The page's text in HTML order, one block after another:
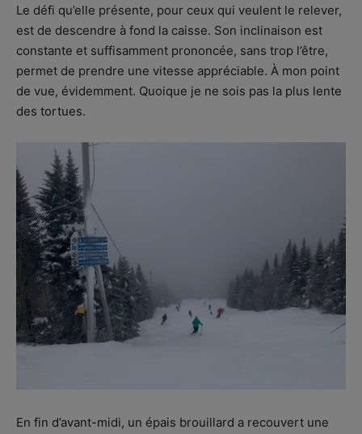
Le défi qu’elle présente, pour ceux qui veulent le relever,
est de descendre à fond la caisse. Son inclinaison est
constante et suffisamment prononcée, sans trop l’être,
permet de prendre une vitesse appréciable. À mon point
de vue, évidemment. Quoique je ne sois pas la plus lente
des tortues.
En fin d’avant-midi, un épais brouillard a recouvert une